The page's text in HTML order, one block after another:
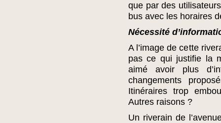
que par des
bus avec les horaires
Nécessité
A l’image de cette
pas ce qui justifie la
aimé avoir plus
changements
Itinéraires trop
Autres raisons ?
Un riverain de